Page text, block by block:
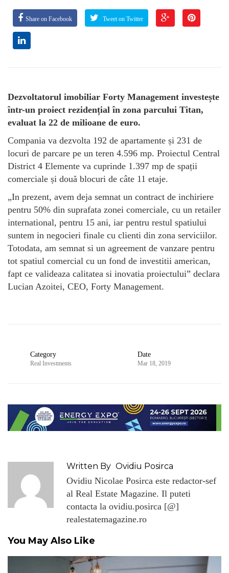
Share on Facebook Tweet on Twitter
Dezvoltatorul imobiliar Forty Management investește
într-un proiect rezidențial în zona parcului Titan,
evaluat la 22 de milioane de euro.
Compania va dezvolta 192 de apartamente și 231 de
locuri de parcare pe un teren 4.596 mp. Proiectul Central
District 4 Elemente va cuprinde 1.397 mp de spații
comerciale și două blocuri de câte 11 etaje.
„In prezent, avem deja semnat un contract de inchiriere
pentru 50% din suprafata zonei comerciale, cu un retailer
international, pentru 15 ani, iar pentru restul spatiului
suntem in negocieri finale cu clienti din zona serviciilor.
Totodata, am semnat si un agreement de vanzare pentru
tot spatiul comercial cu un fond de investitii american,
fapt ce valideaza calitatea si inovatia proiectului” declara
Lucian Azoitei, CEO, Forty Management.
Category
Real Investments
Date
Mar 18, 2019
Written By Ovidiu Posirca
Ovidiu Nicolae Posirca este redactor-sef
al Real Estate Magazine. Il puteti
contacta la ovidiu.posirca [@]
realestatemagazine.ro
You May Also Like